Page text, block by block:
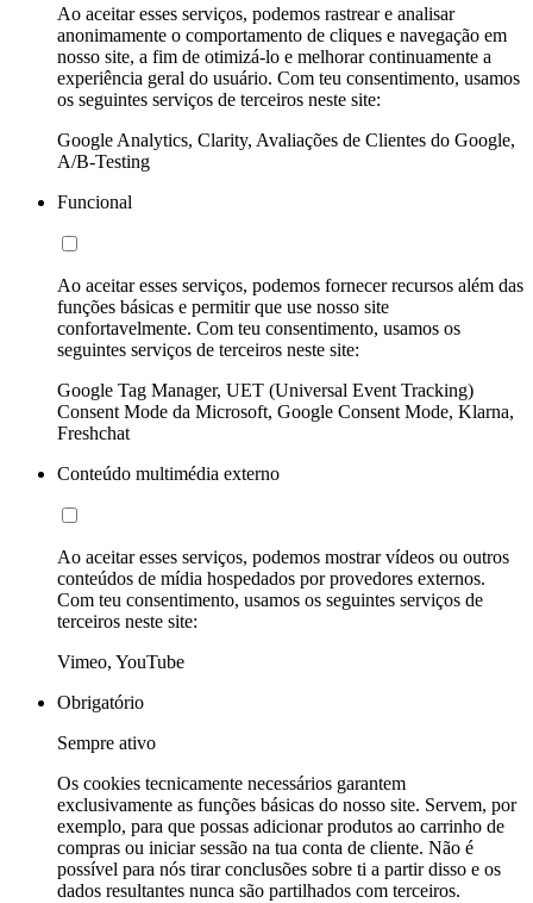
Ao aceitar esses serviços, podemos rastrear e analisar
anonimamente o comportamento de cliques e navegação em
nosso site, a fim de otimizá-lo e melhorar continuamente a
experiência geral do usuário. Com teu consentimento, usamos
os seguintes serviços de terceiros neste site:
Google Analytics, Clarity, Avaliações de Clientes do Google,
A/B-Testing
Funcional
Ao aceitar esses serviços, podemos fornecer recursos além das
funções básicas e permitir que use nosso site
confortavelmente. Com teu consentimento, usamos os
seguintes serviços de terceiros neste site:
Google Tag Manager, UET (Universal Event Tracking)
Consent Mode da Microsoft, Google Consent Mode, Klarna,
Freshchat
Conteúdo multimédia externo
Ao aceitar esses serviços, podemos mostrar vídeos ou outros
conteúdos de mídia hospedados por provedores externos.
Com teu consentimento, usamos os seguintes serviços de
terceiros neste site:
Vimeo, YouTube
Obrigatório
Sempre ativo
Os cookies tecnicamente necessários garantem
exclusivamente as funções básicas do nosso site. Servem, por
exemplo, para que possas adicionar produtos ao carrinho de
compras ou iniciar sessão na tua conta de cliente. Não é
possível para nós tirar conclusões sobre ti a partir disso e os
dados resultantes nunca são partilhados com terceiros.